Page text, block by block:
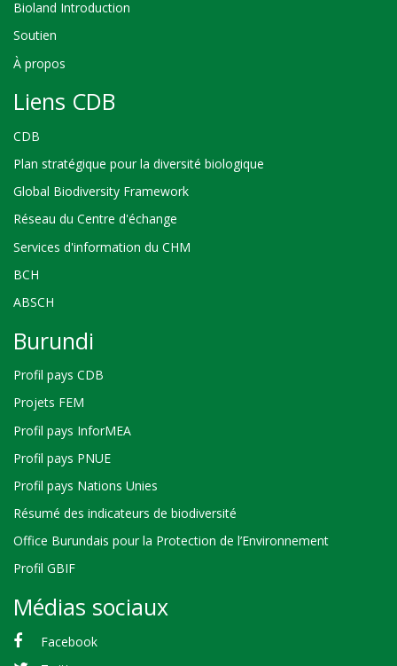
Bioland Introduction
Soutien
À propos
Liens CDB
CDB
Plan stratégique pour la diversité biologique
Global Biodiversity Framework
Réseau du Centre d'échange
Services d'information du CHM
BCH
ABSCH
Burundi
Profil pays CDB
Projets FEM
Profil pays InforMEA
Profil pays PNUE
Profil pays Nations Unies
Résumé des indicateurs de biodiversité
Office Burundais pour la Protection de l’Environnement
Profil GBIF
Médias sociaux
Facebook